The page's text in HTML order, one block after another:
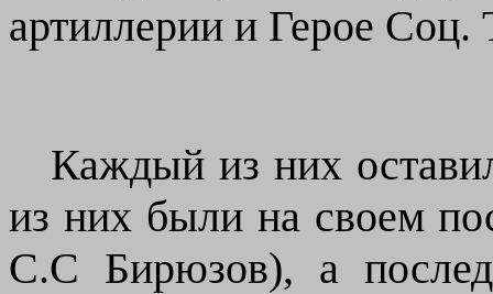
артиллерии и Герое Соц.
Каждый из них
из них были на своем
С.С Бирюзов), а